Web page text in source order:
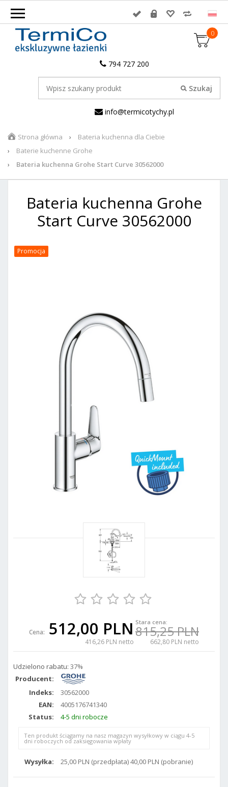
0
794 727 200
info@termicotychy.pl
Strona główna
Bateria kuchenna dla Ciebie
Baterie kuchenne Grohe
Bateria kuchenna Grohe Start Curve 30562000
Bateria kuchenna Grohe
Start Curve 30562000
Promocja
Cena: 512,00 PLN
416,26 PLN netto
Stara cena:
815,25 PLN
662,80 PLN netto
Udzielono rabatu: 37%
Producent:
Indeks:
30562000
EAN:
4005176741340
Status:
4-5 dni robocze
Ten produkt ściągamy na nasz magazyn wysyłkowy w ciągu 4-5
dni roboczych od zaksięgowania wpłaty
Wysyłka: 25,00 PLN (przedpłata) 40,00 PLN (pobranie)